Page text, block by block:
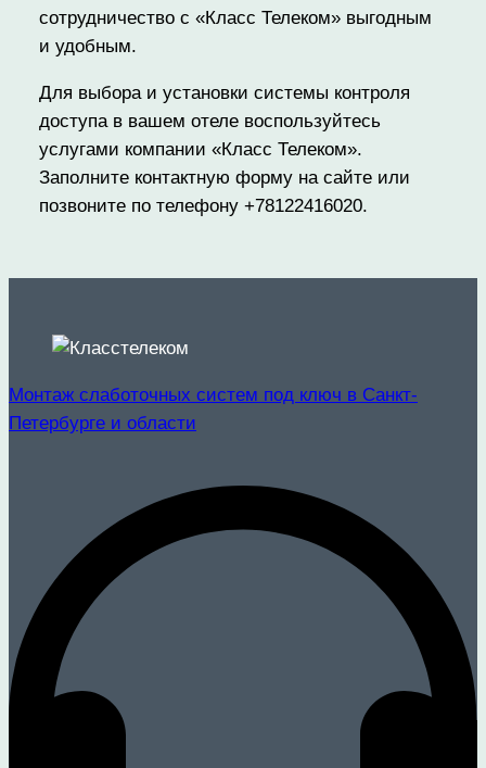
сотрудничество с «Класс Телеком» выгодным
и удобным.
Для выбора и установки системы контроля
доступа в вашем отеле воспользуйтесь
услугами компании «Класс Телеком».
Заполните контактную форму на сайте или
позвоните по телефону +78122416020.
Монтаж слаботочных систем под ключ в Санкт-
Петербурге и области